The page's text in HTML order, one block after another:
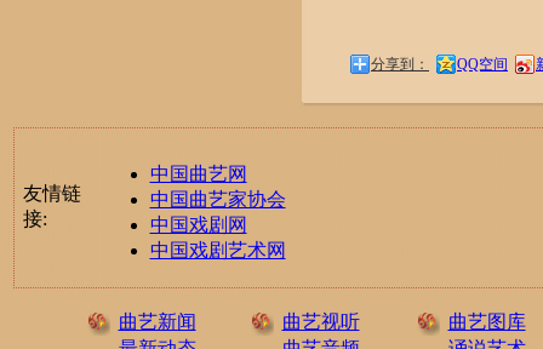
分享到： QQ空间
友情链
接:
中国曲艺网
中国曲艺家协会
中国戏剧网
中国戏剧艺术网
曲艺新闻
曲艺视听
曲艺图库